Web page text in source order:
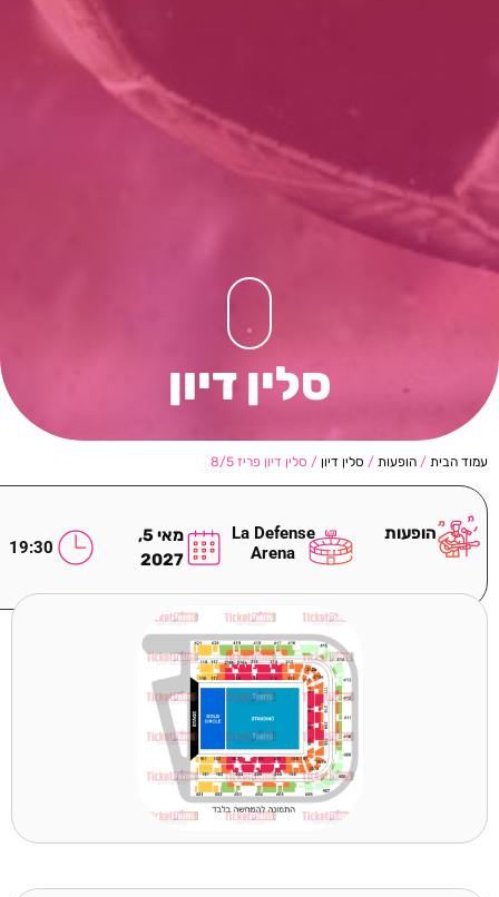
סלין דיון
עמוד הבית / הופעות / סלין דיון / סלין דיון פריז 8/5
הופעות
La Defense
Arena
מאי 5,
2027
19:30